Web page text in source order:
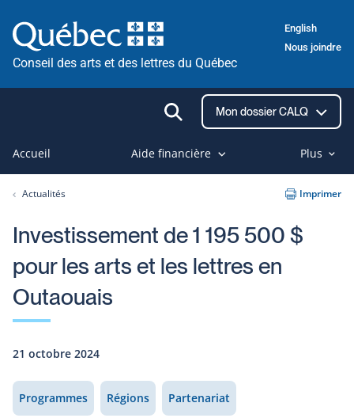
au
contenu
Conseil des arts et des lettres du Québec
English
Nous joindre
Ouvrir
la
recherche
Mon dossier CALQ
Accueil Aide financière Plus
Actualités Imprimer
Investissement de 1 195 500 $
pour les arts et les lettres en
Outaouais
21 octobre 2024
Programmes Régions Partenariat